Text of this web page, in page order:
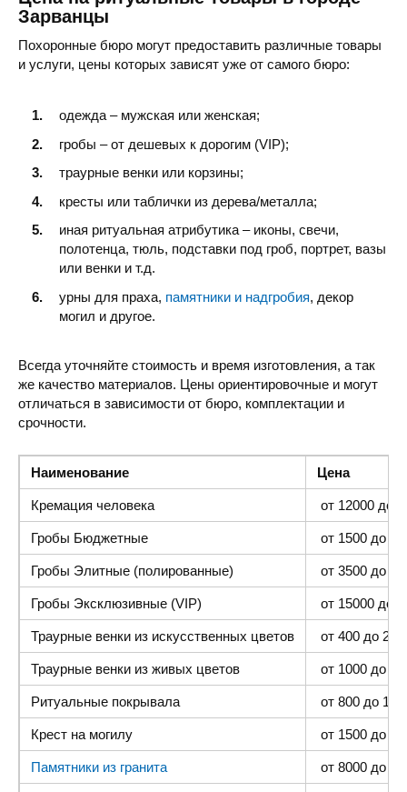
Зарванцы
Похоронные бюро могут предоставить различные товары
и услуги, цены которых зависят уже от самого бюро:
одежда – мужская или женская;
гробы – от дешевых к дорогим (VIP);
траурные венки или корзины;
кресты или таблички из дерева/металла;
иная ритуальная атрибутика – иконы, свечи,
полотенца, тюль, подставки под гроб, портрет, вазы
или венки и т.д.
урны для праха, памятники и надгробия, декор
могил и другое.
Всегда уточняйте стоимость и время изготовления, а так
же качество материалов. Цены ориентировочные и могут
отличаться в зависимости от бюро, комплектации и
срочности.
Наименование Цена
Кремация человека от 12000 до
Гробы Бюджетные от 1500 до
Гробы Элитные (полированные) от 3500 до
Гробы Эксклюзивные (VIP) от 15000 до
Траурные венки из искусственных цветов от 400 до
Траурные венки из живых цветов от 1000 до
Ритуальные покрывала от 800 до
Крест на могилу от 1500 до
Памятники из гранита от 8000 до 25